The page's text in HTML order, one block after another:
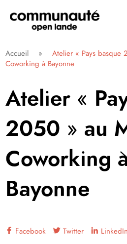
directement
contenu
Communauté Open
Accueil »
Atelier « Pays basque
Coworking à Bayonne
Atelier «
2050 » au
Coworking
Bayonne
Facebook Twitter LinkedIn